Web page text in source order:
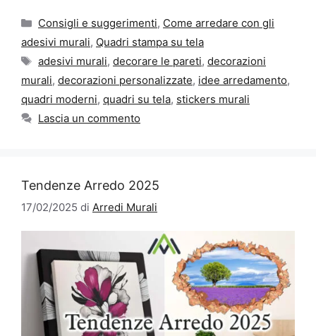
Categorie
Consigli e suggerimenti, Come arredare con gli
adesivi murali, Quadri stampa su tela
Tag
adesivi murali, decorare le pareti, decorazioni
murali, decorazioni personalizzate, idee arredamento,
quadri moderni, quadri su tela, stickers murali
Lascia un commento
Tendenze Arredo 2025
17/02/2025 di Arredi Murali